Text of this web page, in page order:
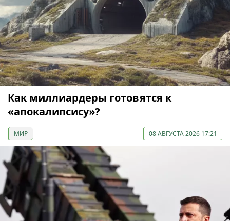
Как миллиардеры готовятся к
«апокалипсису»?
МИР 08 АВГУСТА 2026 17:21